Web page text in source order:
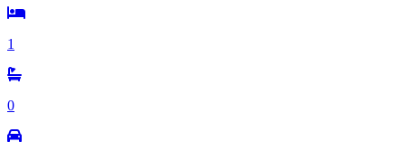
1
0